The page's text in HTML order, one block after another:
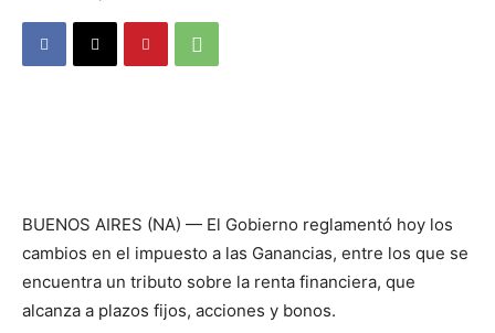
BUENOS AIRES (NA) — El Gobierno reglamentó hoy los
cambios en el impuesto a las Ganancias, entre los que se
encuentra un tributo sobre la renta financiera, que
alcanza a plazos fijos, acciones y bonos.